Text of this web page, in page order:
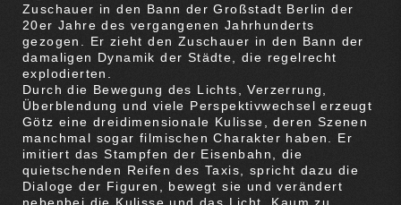
Zuschauer in den Bann der Großstadt Berlin der
20er Jahre des vergangenen Jahrhunderts
gezogen. Er zieht den Zuschauer in den Bann der
damaligen Dynamik der Städte, die regelrecht
explodierten.
Durch die Bewegung des Lichts, Verzerrung,
Überblendung und viele Perspektivwechsel erzeugt
Götz eine dreidimensionale Kulisse, deren Szenen
manchmal sogar filmischen Charakter haben. Er
imitiert das Stampfen der Eisenbahn, die
quietschenden Reifen des Taxis, spricht dazu die
Dialoge der Figuren, bewegt sie und verändert
nebenbei die Kulisse und das Licht. Kaum zu